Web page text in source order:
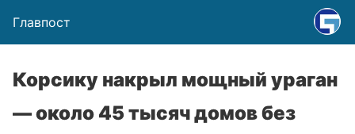
Главпост
Корсику накрыл мощный ураган
— около 45 тысяч домов без